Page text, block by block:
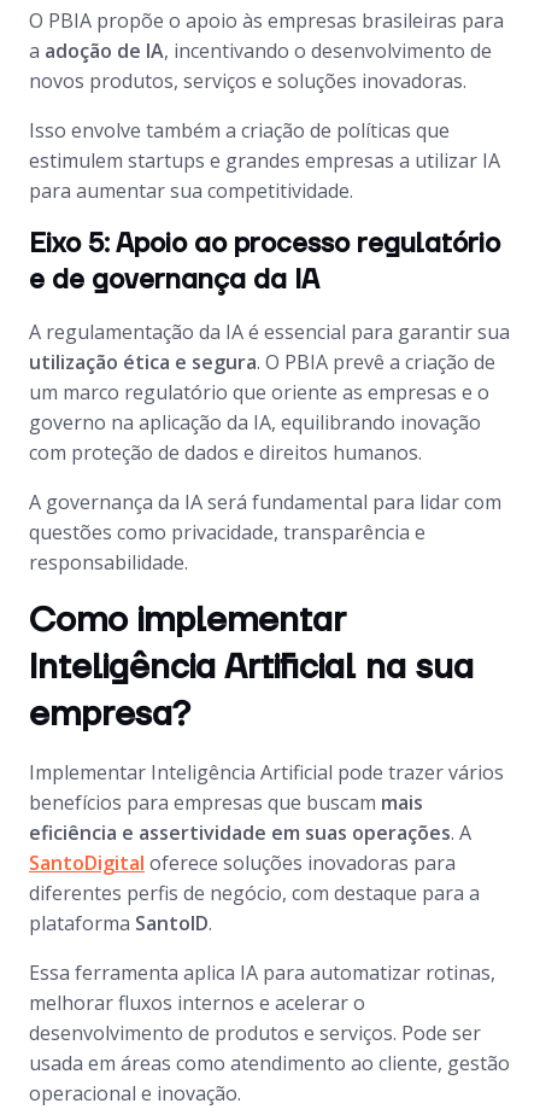
O PBIA propõe o apoio às empresas brasileiras para
a adoção de IA, incentivando o desenvolvimento de
novos produtos, serviços e soluções inovadoras.
Isso envolve também a criação de políticas que
estimulem startups e grandes empresas a utilizar IA
para aumentar sua competitividade.
Eixo 5: Apoio ao processo regulatório
e de governança da IA
A regulamentação da IA é essencial para garantir sua
utilização ética e segura. O PBIA prevê a criação de
um marco regulatório que oriente as empresas e o
governo na aplicação da IA, equilibrando inovação
com proteção de dados e direitos humanos.
A governança da IA será fundamental para lidar com
questões como privacidade, transparência e
responsabilidade.
Como implementar
Inteligência Artificial na sua
empresa?
Implementar Inteligência Artificial pode trazer vários
benefícios para empresas que buscam mais
eficiência e assertividade em suas operações. A
SantoDigital oferece soluções inovadoras para
diferentes perfis de negócio, com destaque para a
plataforma SantoID.
Essa ferramenta aplica IA para automatizar rotinas,
melhorar fluxos internos e acelerar o
desenvolvimento de produtos e serviços. Pode ser
usada em áreas como atendimento ao cliente, gestão
operacional e inovação.